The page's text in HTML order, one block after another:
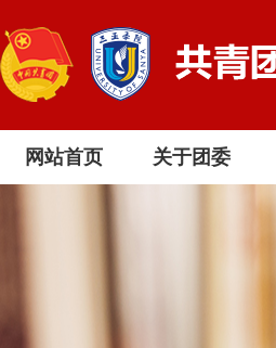
网站首页 关于团委